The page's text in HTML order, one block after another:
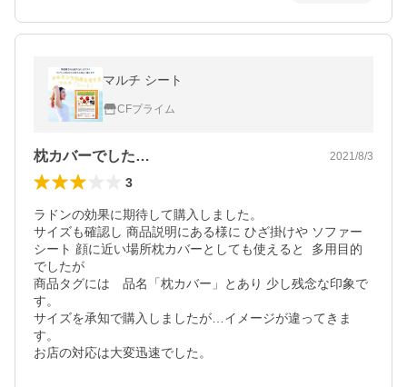
マルチ シート
CFプライム
枕カバーでした… 2021/8/3
3
ラドンの効果に期待して購入しました。
サイズも確認し 商品説明にある様に ひざ掛けや ソファー
シート 顔に近い場所枕カバーとしても使えると  多用目的
でしたが
商品タグには　品名「枕カバー」とあり 少し残念な印象で
す。
サイズを承知で購入しましたが…イメージが違ってきま
す。
お店の対応は大変迅速でした。